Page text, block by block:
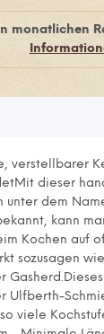
monatlichen
verstellbarer
dieser
unter dem
kann
Kochen auf
sozusagen
Ulfberth-
viele